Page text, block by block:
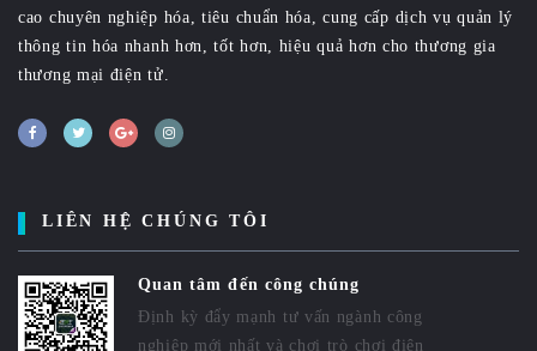
cao chuyên nghiệp hóa, tiêu chuẩn hóa, cung cấp dịch vụ quản lý
thông tin hóa nhanh hơn, tốt hơn, hiệu quả hơn cho thương gia
thương mại điện tử.
LIÊN HỆ CHÚNG TÔI
Quan tâm đến công chúng
Định kỳ đẩy mạnh tư vấn ngành công
nghiệp mới nhất và chơi trò chơi điện